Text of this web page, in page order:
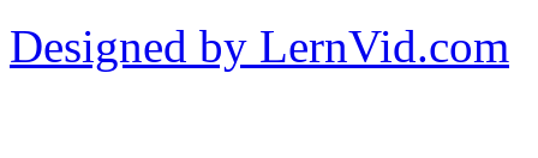
Designed by LernVid.com